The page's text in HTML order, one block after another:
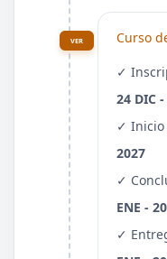
VER
Curso
✓
24 DIC
✓ Inicio
2027
✓
ENE -
✓